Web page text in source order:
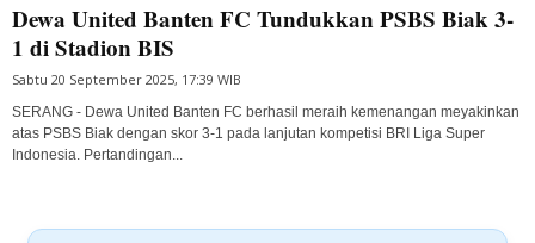
Dewa United Banten FC Tundukkan PSBS Biak 3-
1 di Stadion BIS
Sabtu 20 September 2025, 17:39 WIB
SERANG - Dewa United Banten FC berhasil meraih kemenangan meyakinkan
atas PSBS Biak dengan skor 3-1 pada lanjutan kompetisi BRI Liga Super
Indonesia. Pertandingan...